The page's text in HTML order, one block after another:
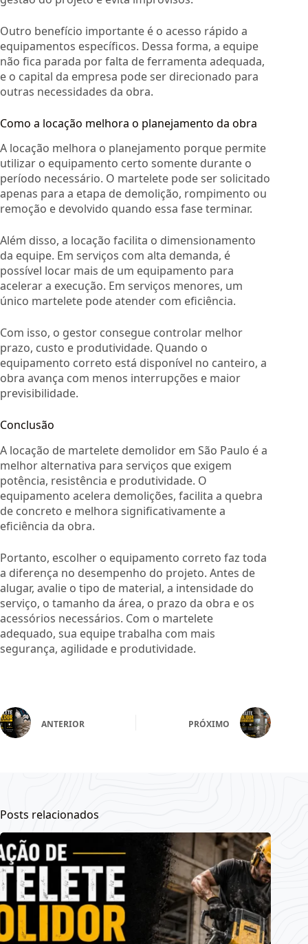
Outro benefício importante é o acesso rápido a
equipamentos específicos. Dessa forma, a equipe
não fica parada por falta de ferramenta adequada,
e o capital da empresa pode ser direcionado para
outras necessidades da obra.
Como a locação melhora o planejamento da obra
A locação melhora o planejamento porque permite
utilizar o equipamento certo somente durante o
período necessário. O martelete pode ser solicitado
apenas para a etapa de demolição, rompimento ou
remoção e devolvido quando essa fase terminar.
Além disso, a locação facilita o dimensionamento
da equipe. Em serviços com alta demanda, é
possível locar mais de um equipamento para
acelerar a execução. Em serviços menores, um
único martelete pode atender com eficiência.
Com isso, o gestor consegue controlar melhor
prazo, custo e produtividade. Quando o
equipamento correto está disponível no canteiro, a
obra avança com menos interrupções e maior
previsibilidade.
Conclusão
A locação de martelete demolidor em São Paulo é a
melhor alternativa para serviços que exigem
potência, resistência e produtividade. O
equipamento acelera demolições, facilita a quebra
de concreto e melhora significativamente a
eficiência da obra.
Portanto, escolher o equipamento correto faz toda
a diferença no desempenho do projeto. Antes de
alugar, avalie o tipo de material, a intensidade do
serviço, o tamanho da área, o prazo da obra e os
acessórios necessários. Com o martelete
adequado, sua equipe trabalha com mais
segurança, agilidade e produtividade.
ANTERIOR PRÓXIMO
Posts relacionados